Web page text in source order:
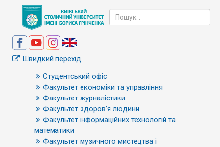
Швидкий перехід
Студентський офіс
Факультет економіки та управління
Факультет журналістики
Факультет здоров’я людини
Факультет інформаційних технологій та
математики
Факультет музичного мистецтва і